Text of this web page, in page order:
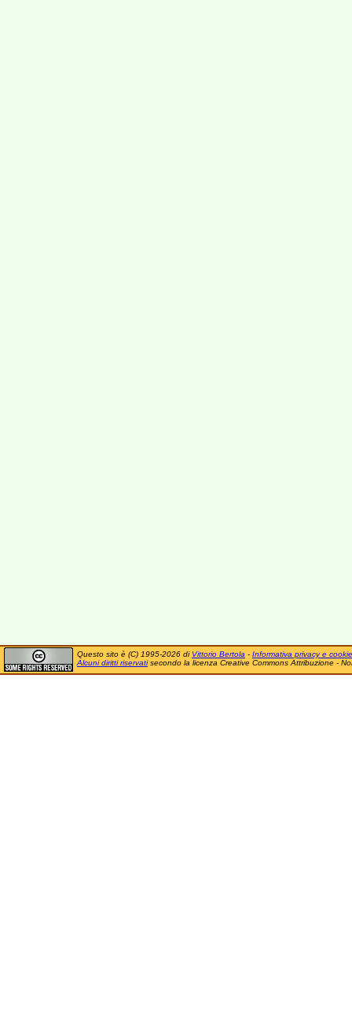
Questo sito è (C) 1995-2026 di Vittorio Bertola - Informativa privacy e cookie
Alcuni diritti riservatisecondo la licenza Creative Commons Attribuzione -